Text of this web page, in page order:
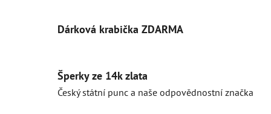
Dárková krabička ZDARMA
Šperky ze 14k zlata
Český státní punc a naše odpovědnostní značka